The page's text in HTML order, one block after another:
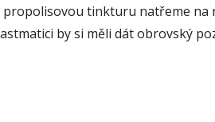
tinkturu natřeme na
by si měli dát obrovský